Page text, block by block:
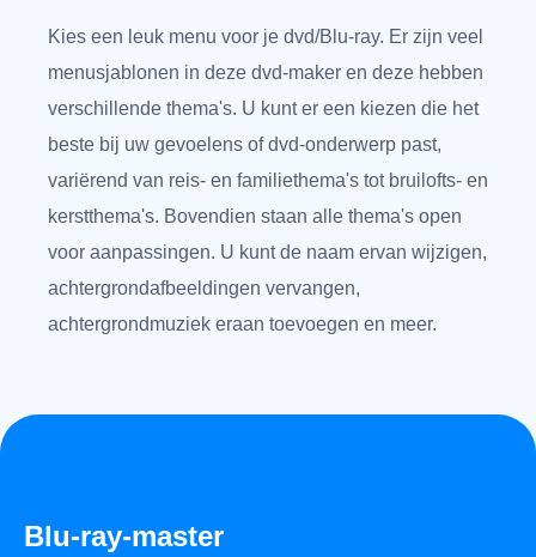
Kies een leuk menu voor je dvd/Blu-ray. Er zijn veel
menusjablonen in deze dvd-maker en deze hebben
verschillende thema's. U kunt er een kiezen die het
beste bij uw gevoelens of dvd-onderwerp past,
variërend van reis- en familiethema's tot bruilofts- en
kerstthema's. Bovendien staan alle thema's open
voor aanpassingen. U kunt de naam ervan wijzigen,
achtergrondafbeeldingen vervangen,
achtergrondmuziek eraan toevoegen en meer.
Blu-ray-master